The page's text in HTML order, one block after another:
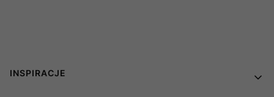
Linki w stopce
INSPIRACJE